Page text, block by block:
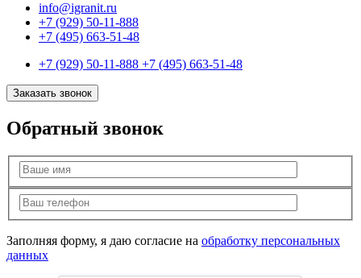
info@igranit.ru
+7 (929) 50-11-888
+7 (495) 663-51-48
+7 (929) 50-11-888 +7 (495) 663-51-48
Заказать звонок
Обратный звонок
Заполняя форму, я даю согласие на обработку персональных
данных